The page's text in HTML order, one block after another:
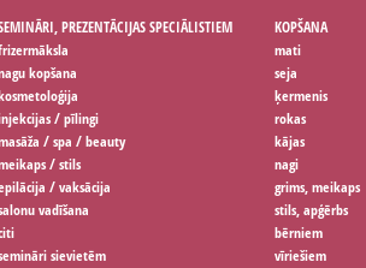
PREZENTĀCIJAS SPECIĀLISTIEM
kopšana
/ pīlingi
/ spa / beauty
/ stils
/ vaksācija
vadīšana
sievietēm
KOPŠANA
mati
seja
ķermenis
rokas
kājas
nagi
grims, meikaps
stils, apģērbs
bērniem
vīriešiem